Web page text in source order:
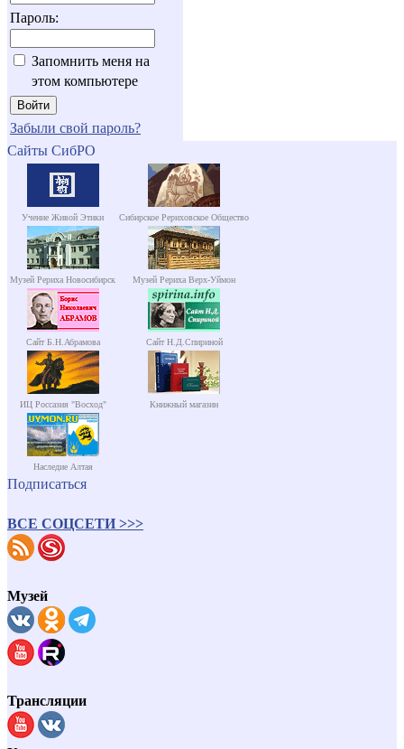
Пароль:
Запомнить меня на
этом компьютере
Забыли свой пароль?
Сайты СибРО
Учение Живой Этики Сибирское Рериховское Общество
Музей Рериха Новосибирск Музей Рериха Верх-Уймон
Сайт Б.Н.Абрамова Сайт Н.Д.Спириной
ИЦ Россазия "Восход" Книжный магазин
Наследие Алтая
Подписаться
ВСЕ СОЦСЕТИ >>>
Музей
Трансляции